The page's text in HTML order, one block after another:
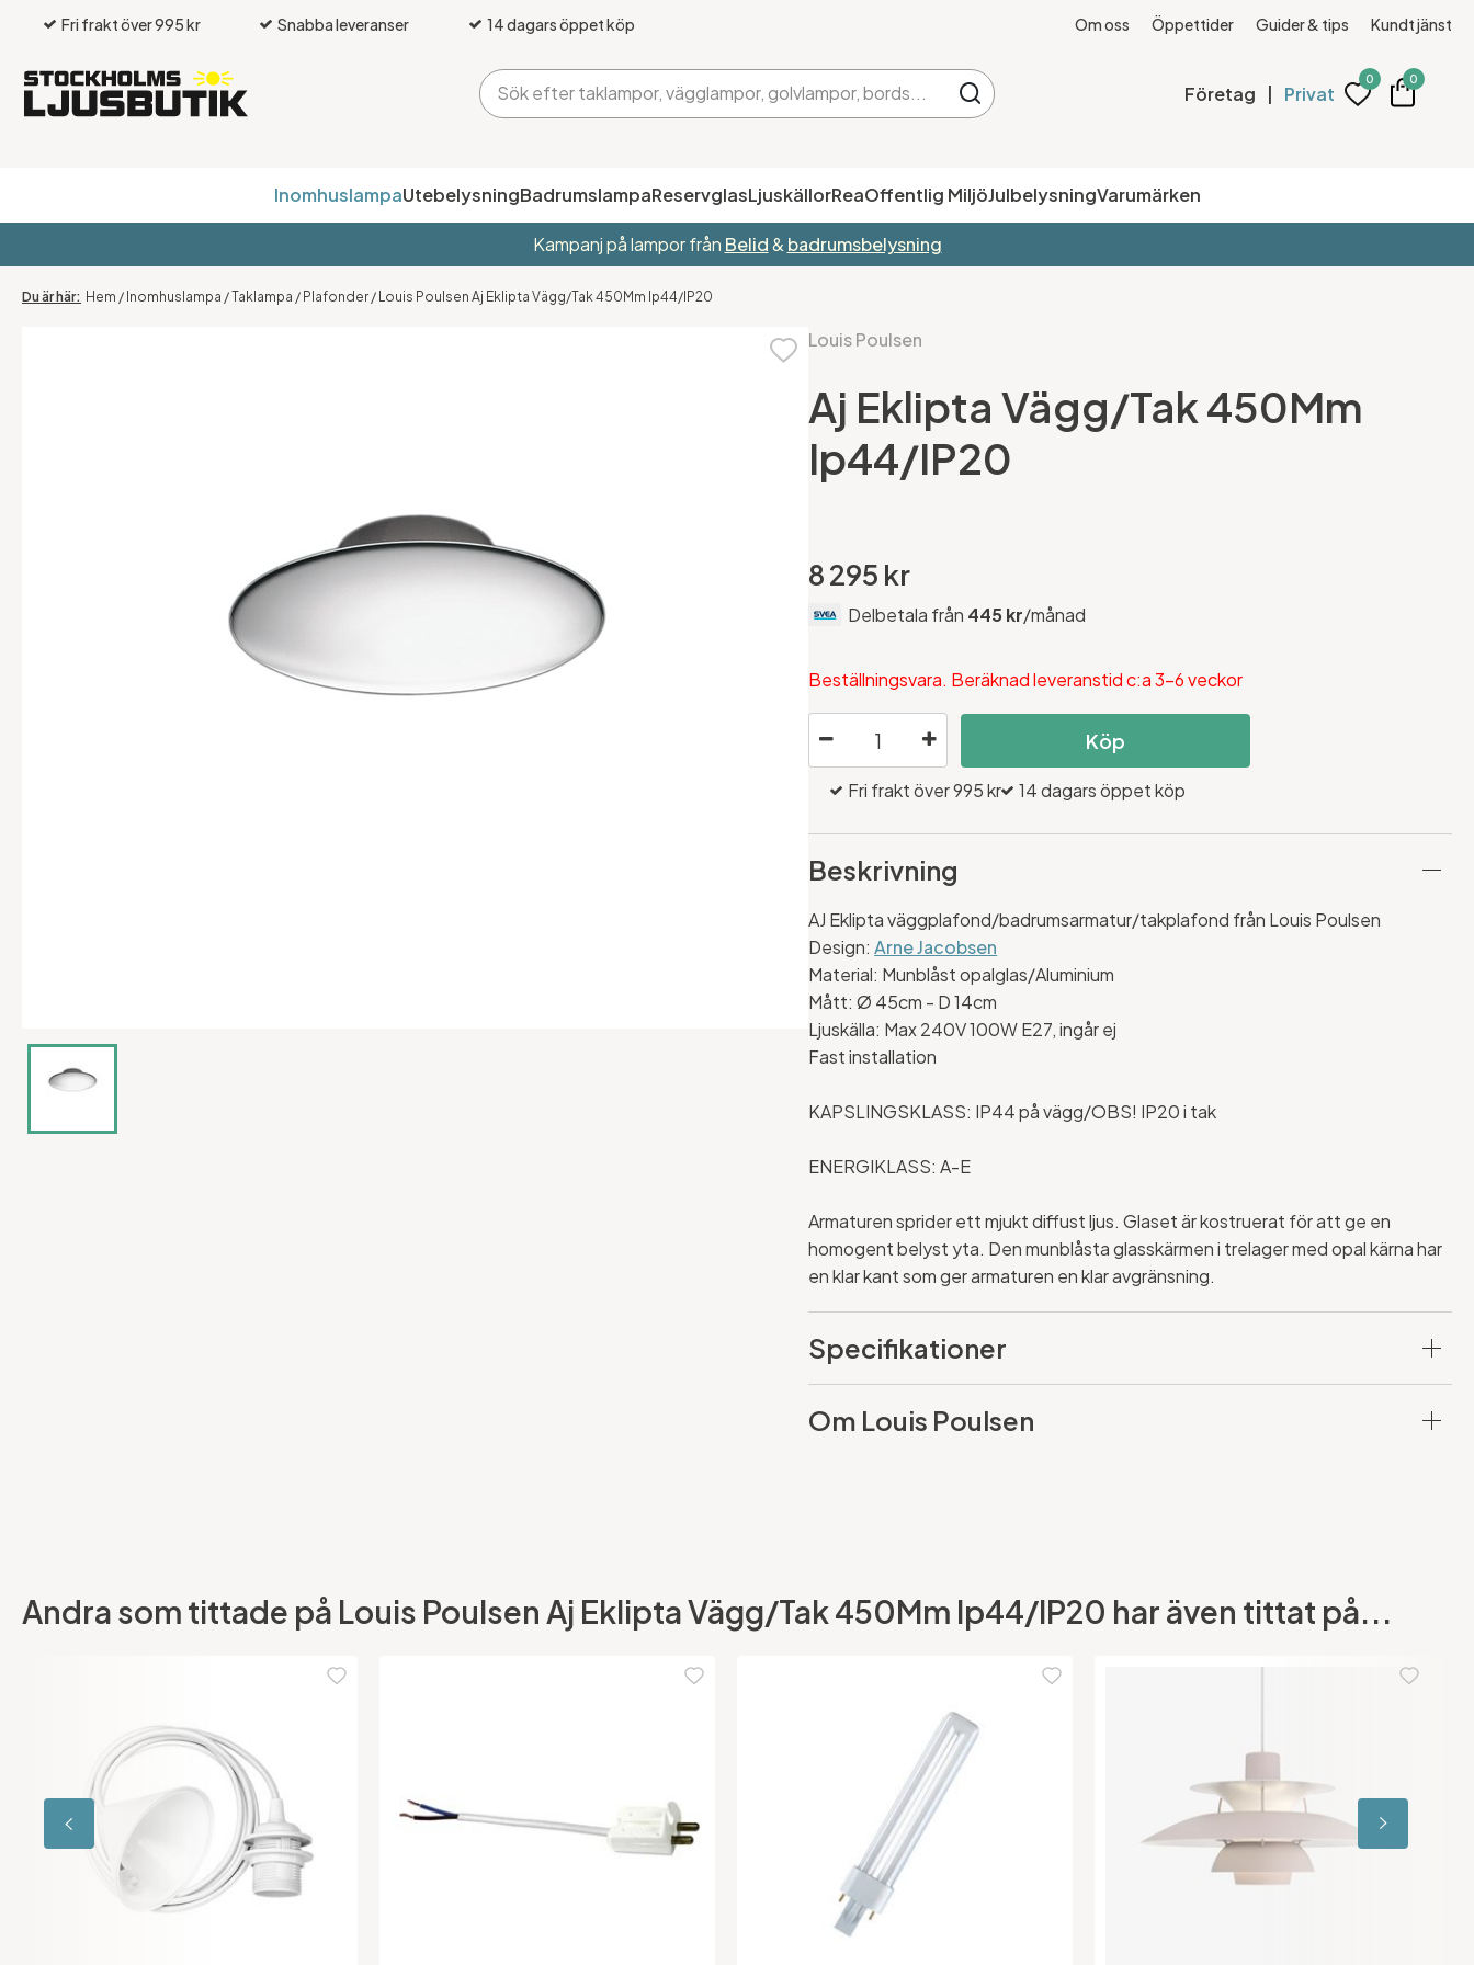
Fri frakt över 995 kr Snabba leveranser 14 dagars öppet köp Om oss Öppettider Guider & tips Kundtjänst
Företag | Privat
0 0
InomhuslampaUtebelysningBadrumslampaReservglasLjuskällorReaOffentlig MiljöJulbelysningVarumärken
Kampanj på lampor från Belid& badrumsbelysning
Hem / Inomhuslampa /Taklampa / Plafonder / Louis Poulsen Aj Eklipta Vägg/Tak 450Mm Ip44/IP20
Louis Poulsen
Aj Eklipta Vägg/Tak 450Mm
Ip44/IP20
8 295 kr
Delbetala från 445 kr/månad
Beställningsvara. Beräknad leveranstid c:a 3-6 veckor
Köp
Fri frakt över 995 kr 14 dagars öppet köp
Beskrivning
AJ Eklipta väggplafond/badrumsarmatur/takplafond från Louis Poulsen
Design:Arne Jacobsen
Material: Munblåst opalglas/Aluminium
Mått: Ø 45cm - D 14cm
Ljuskälla: Max 240V 100W E27, ingår ej
Fast installation
KAPSLINGSKLASS: IP44 på vägg/OBS! IP20 i tak
ENERGIKLASS: A-E
Armaturen sprider ett mjukt diffust ljus. Glaset är kostruerat för att ge en
homogent belyst yta. Den munblåsta glasskärmen i trelager med opal kärna har
en klar kant som ger armaturen en klar avgränsning.
Specifikationer
Om Louis Poulsen
Andra som tittade på Louis Poulsen Aj Eklipta Vägg/Tak 450Mm Ip44/IP20 har även tittat på...